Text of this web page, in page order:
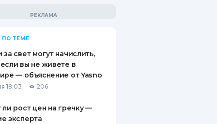
ВИНЬЕТКА
СОТРУДНИКОВ
ОТ
СЛУЧАЕВ
ВОПРОСЫ И ОТВЕТЫ
ПУТЕВОДИТЕЛИ ПО
СБЕРЕЖЕНИЯМ
ПО ТЕМЕ
за свет могут начислить,
вы не живете в
— объяснение от Yasno
18:03 206
ли рост цен на гречку —
эксперта